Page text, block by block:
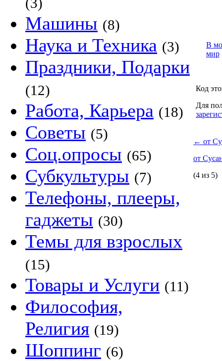
Машины (8)
Наука и Техника (3)
Праздники, Подарки
(12)
Работа, Карьера (18)
Советы (5)
Соц.опросы (65)
Субкультуры (7)
Телефоны, плееры,
гаджеты (30)
Темы для взрослых
(15)
Товары и Услуги (11)
Философия,
Религия (19)
Шоппинг (6)
В
мир
Код
Для
← от
от
(4 из 5)